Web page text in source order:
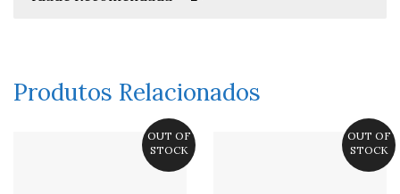
Produtos Relacionados
OUT OF
STOCK
OUT OF
STOCK